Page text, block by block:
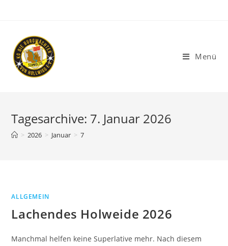
Menü
Tagesarchive: 7. Januar 2026
> 2026 > Januar > 7
ALLGEMEIN
Lachendes Holweide 2026
Manchmal helfen keine Superlative mehr. Nach diesem